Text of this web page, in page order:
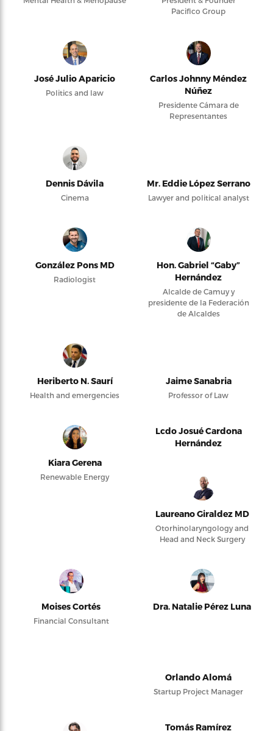
Pacifico Group
José Julio Aparicio
Politics and law
Carlos Johnny Méndez
Núñez
Presidente Cámara de
Representantes
Dennis Dávila
Cinema
Mr. Eddie López Serrano
Lawyer and political analyst
González Pons MD
Radiologist
Hon. Gabriel “Gaby”
Hernández
Alcalde de Camuy y
presidente de la Federación
de Alcaldes
Heriberto N. Saurí
Health and emergencies
Jaime Sanabria
Professor of Law
Kiara Gerena
Renewable Energy
Lcdo Josué Cardona
Hernández
Laureano Giraldez MD
Otorhinolaryngology and
Head and Neck Surgery
Moises Cortés
Financial Consultant
Dra. Natalie Pérez Luna
Orlando Alomá
Startup Project Manager
Tomás Ramírez